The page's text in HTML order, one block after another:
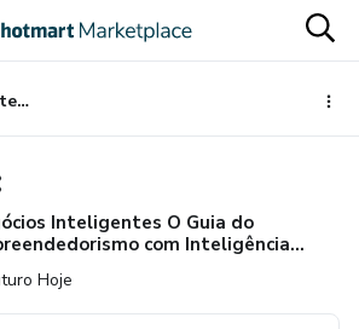
Negócios Inteligentes O Guia do Empreendedorismo com Inteligência Artificial
Inteligentes O Guia do
com Inteligência
Hoje